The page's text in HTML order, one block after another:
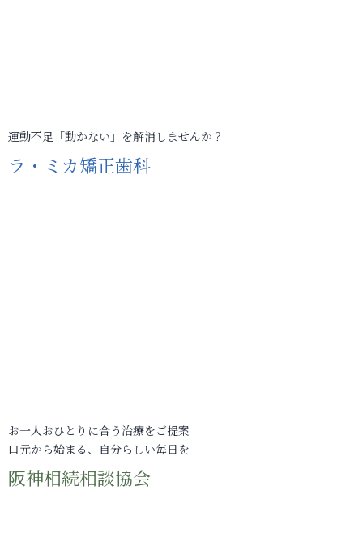
運動不足「動かない」を解消しませんか？
ラ・ミカ矯正歯科
お一人おひとりに合う治療をご提案
口元から始まる、自分らしい毎日を
阪神相続相談協会